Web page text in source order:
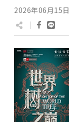
2026年06月15日